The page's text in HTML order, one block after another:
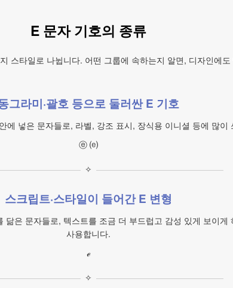
E 문자 기호의 종류
스타일로 나뉩니다. 어떤 그룹에 속하는지 알면, 디자인에
그라미·괄호 등으로 둘러싼 E 기호
에 넣은 문자들로, 라벨, 강조 표시, 장식용 이니셜 등에 많이
ⓔ ⒠
✧
스크립트·스타일이 들어간 E 변형
닮은 문자들로, 텍스트를 조금 더 부드럽고 감성 있게 보이게
사용합니다.
ℯ
✧